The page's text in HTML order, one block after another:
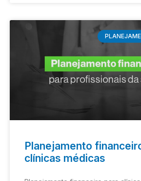
Planejamento
clínicas médicas